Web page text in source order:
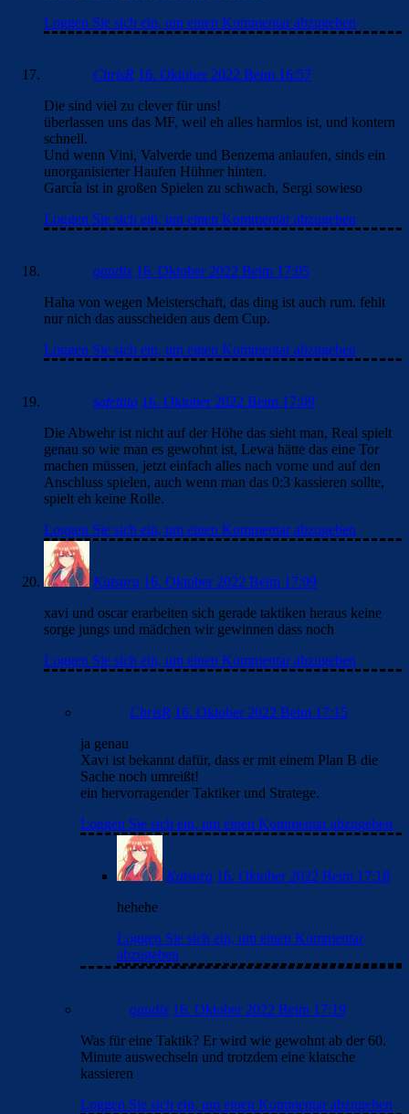
Loggen Sie sich ein, um einen Kommentar abzugeben
ChrisR 16. Oktober 2022 Beim 16:57
Die sind viel zu clever für uns!
überlassen uns das MF, weil eh alles harmlos ist, und kontern
schnell.
Und wenn Vini, Valverde und Benzema anlaufen, sinds ein
unorganisierter Haufen Hühner hinten.
García ist in großen Spielen zu schwach, Sergi sowieso
Loggen Sie sich ein, um einen Kommentar abzugeben
gaudix 16. Oktober 2022 Beim 17:05
Haha von wegen Meisterschaft, das ding ist auch rum. fehlt
nur nich das ausscheiden aus dem Cup.
Loggen Sie sich ein, um einen Kommentar abzugeben
safettito 16. Oktober 2022 Beim 17:09
Die Abwehr ist nicht auf der Höhe das sieht man, Real spielt
genau so wie man es gewohnt ist, Lewa hätte das eine Tor
machen müssen, jetzt einfach alles nach vorne und auf den
Anschluss spielen, auch wenn man das 0:3 kassieren sollte,
spielt eh keine Rolle.
Loggen Sie sich ein, um einen Kommentar abzugeben
Katsura 16. Oktober 2022 Beim 17:09
xavi und oscar erarbeiten sich gerade taktiken heraus keine
sorge jungs und mädchen wir gewinnen dass noch
Loggen Sie sich ein, um einen Kommentar abzugeben
ChrisR 16. Oktober 2022 Beim 17:15
ja genau
Xavi ist bekannt dafür, dass er mit einem Plan B die
Sache noch umreißt!
ein hervorragender Taktiker und Stratege.
Loggen Sie sich ein, um einen Kommentar abzugeben
Katsura 16. Oktober 2022 Beim 17:18
hehehe
Loggen Sie sich ein, um einen Kommentar
abzugeben
gaudix 16. Oktober 2022 Beim 17:19
Was für eine Taktik? Er wird wie gewohnt ab der 60.
Minute auswechseln und trotzdem eine klatsche
kassieren
Loggen Sie sich ein, um einen Kommentar abzugeben